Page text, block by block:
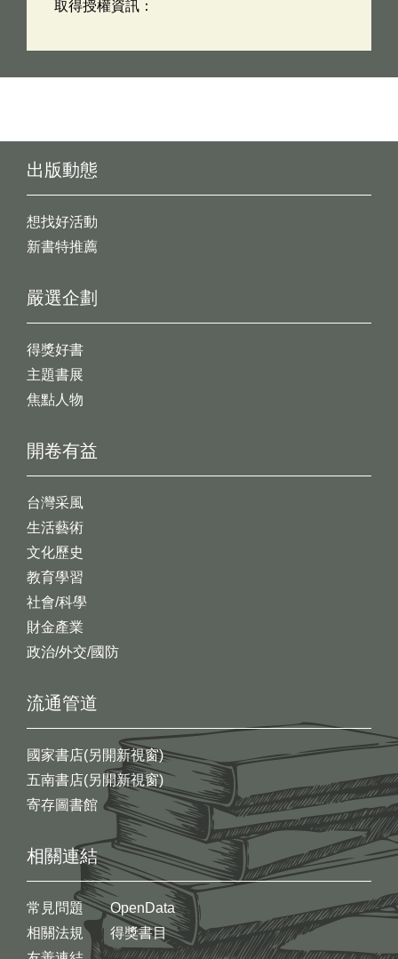
取得授權資訊：
出版動態
想找好活動
新書特推薦
開卷有益
台灣采風
生活藝術
文化歷史
教育學習
社會/科學
財金產業
政治/外交/國防
嚴選企劃
得獎好書
主題書展
焦點人物
流通管道
國家書店(另開新視窗)
五南書店(另開新視窗)
寄存圖書館
相關連結
常見問題
相關法規
OpenData
得獎書目